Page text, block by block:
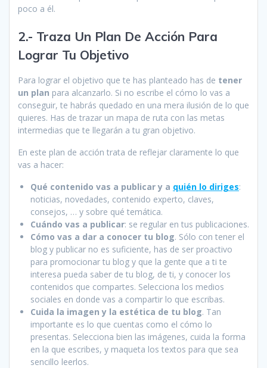
poco a él.
2.- Traza Un Plan De Acción Para
Lograr Tu Objetivo
Para lograr el objetivo que te has planteado has de tener
un plan para alcanzarlo. Si no escribe el cómo lo vas a
conseguir, te habrás quedado en una mera ilusión de lo que
quieres. Has de trazar un mapa de ruta con las metas
intermedias que te llegarán a tu gran objetivo.
En este plan de acción trata de reflejar claramente lo que
vas a hacer:
Qué contenido vas a publicar y a quién lo diriges:
noticias, novedades, contenido experto, claves,
consejos, … y sobre qué temática.
Cuándo vas a publicar: se regular en tus publicaciones.
Cómo vas a dar a conocer tu blog. Sólo con tener el
blog y publicar no es suficiente, has de ser proactivo
para promocionar tu blog y que la gente que a ti te
interesa pueda saber de tu blog, de ti, y conocer los
contenidos que compartes. Selecciona los medios
sociales en donde vas a compartir lo que escribas.
Cuida la imagen y la estética de tu blog. Tan
importante es lo que cuentas como el cómo lo
presentas. Selecciona bien las imágenes, cuida la forma
en la que escribes, y maqueta los textos para que sea
sencillo leerlos.